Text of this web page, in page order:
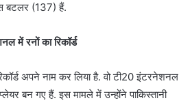
बटलर (137) हैं.
में रनों का रिकॉर्ड
अपने नाम कर लिया है. वो टी20 इंटरनेशनल
बन गए हैं. इस मामले में उन्होंने पाकिस्तानी